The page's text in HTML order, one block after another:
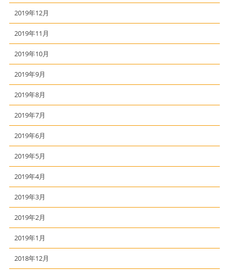
2019年12月
2019年11月
2019年10月
2019年9月
2019年8月
2019年7月
2019年6月
2019年5月
2019年4月
2019年3月
2019年2月
2019年1月
2018年12月